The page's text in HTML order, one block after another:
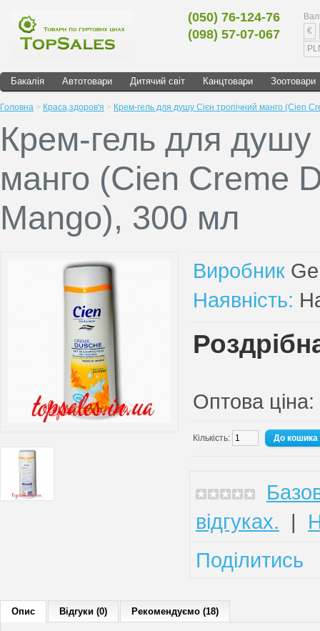
(050) 76-124-76
(098) 57-07-067
€
Бакалія Автотовари Дитячий світ Канцтовари Зоотовари
Головна > Краса,здоров'я > Крем-гель для душу Сієн тропічний манго (Cien
Крем-гель для душу
манго (Cien Creme
Mango), 300 мл
Виробник
Наявність:
Оптова
Кількість:
відгуках. |
Поділитись
Опис Відгуки (0) Рекомендуємо (18)